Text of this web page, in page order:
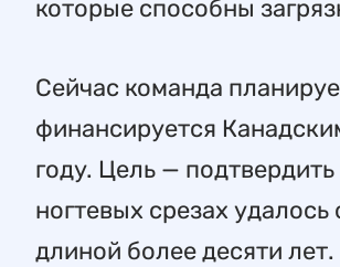
которые способны
Сейчас команда
финансируется
году. Цель —
ногтевых срезах
длиной более десяти лет.